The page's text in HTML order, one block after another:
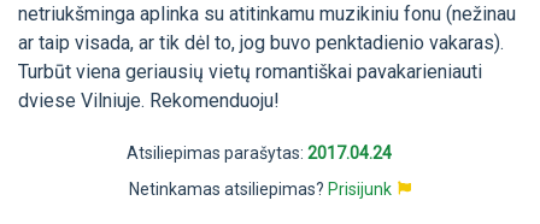
netriukšminga aplinka su atitinkamu muzikiniu fonu (nežinau
ar taip visada, ar tik dėl to, jog buvo penktadienio vakaras).
Turbūt viena geriausių vietų romantiškai pavakarieniauti
dviese Vilniuje. Rekomenduoju!
Atsiliepimas parašytas: 2017.04.24
Netinkamas atsiliepimas? Prisijunk